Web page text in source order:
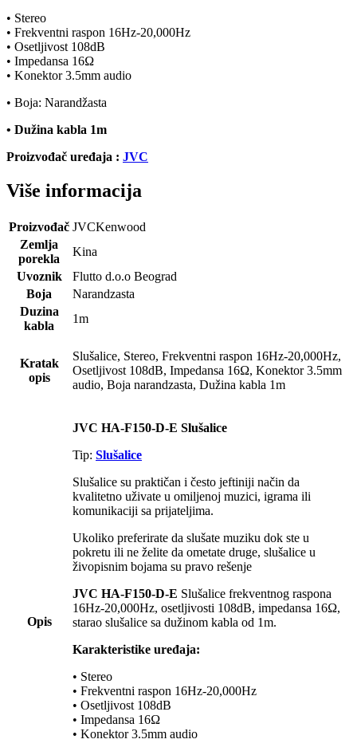
• Stereo
• Frekventni raspon 16Hz-20,000Hz
• Osetljivost 108dB
• Impedansa 16Ω
• Konektor 3.5mm audio
• Boja: Narandžasta
• Dužina kabla 1m
Proizvođač uređaja : JVC
Više informacija
Proizvođač JVCKenwood
Zemlja
porekla
Kina
Uvoznik
Flutto d.o.o Beograd
Boja
Narandzasta
Duzina
kabla
1m
Kratak
opis
Slušalice, Stereo, Frekventni raspon 16Hz-20,000Hz,
Osetljivost 108dB, Impedansa 16Ω, Konektor 3.5mm
audio, Boja narandzasta, Dužina kabla 1m
Opis
JVC HA-F150-D-E Slušalice
Tip: Slušalice
Slušalice su praktičan i često jeftiniji način da
kvalitetno uživate u omiljenoj muzici, igrama ili
komunikaciji sa prijateljima.
Ukoliko preferirate da slušate muziku dok ste u
pokretu ili ne želite da ometate druge, slušalice u
živopisnim bojama su pravo rešenje
JVC HA-F150-D-E Slušalice frekventnog raspona
16Hz-20,000Hz, osetljivosti 108dB, impedansa 16Ω,
starao slušalice sa dužinom kabla od 1m.
Karakteristike uređaja:
• Stereo
• Frekventni raspon 16Hz-20,000Hz
• Osetljivost 108dB
• Impedansa 16Ω
• Konektor 3.5mm audio